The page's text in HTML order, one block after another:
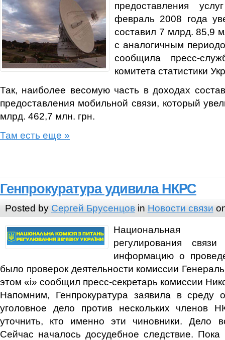
предоставления
февраль 2008 года
составил 7 млрд. 85,9
с аналогичным
сообщила пресс-
комитета статистики
Так, наиболее весомую часть в доходах
предоставления мобильной связи, который
млрд. 462,7 млн. грн.
Там есть еще »
Генпрокуратура удивила НКРС
Posted by Сергей Брусенцовin Новости связи
Национальная
регулирования
информацию о
было проверок деятельности комиссии
этом «i» сообщил пресс-секретарь комиссии
Напомним, Генпрокуратура заявила в среду
уголовное дело против нескольких
уточнить, кто именно эти чиновники. Дело
Сейчас началось досудебное следствие.